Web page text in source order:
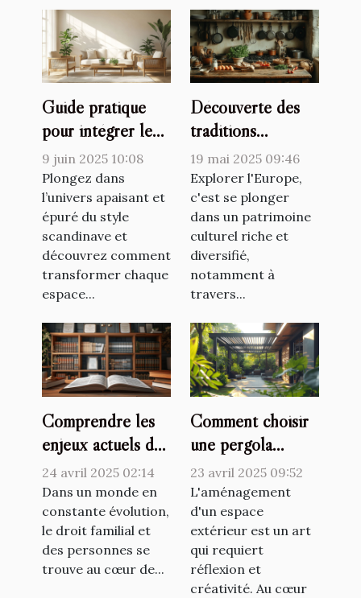
Guide pratique
pour intégrer le
style scandinave
dans chaque pièce
de la maison
9 juin 2025 10:08
Plongez dans
l’univers apaisant et
épuré du style
scandinave et
découvrez comment
transformer chaque
espace...
Découverte des
traditions
culinaires lors de
voyages en
Europe
19 mai 2025 09:46
Explorer l'Europe,
c'est se plonger
dans un patrimoine
culturel riche et
diversifié,
notamment à
travers...
Comprendre les
enjeux actuels du
droit familial et
des personnes
24 avril 2025 02:14
Dans un monde en
constante évolution,
le droit familial et
des personnes se
trouve au cœur de...
Comment choisir
une pergola
bioclimatique pour
améliorer votre
espace extérieur
23 avril 2025 09:52
L'aménagement
d'un espace
extérieur est un art
qui requiert
réflexion et
créativité. Au cœur